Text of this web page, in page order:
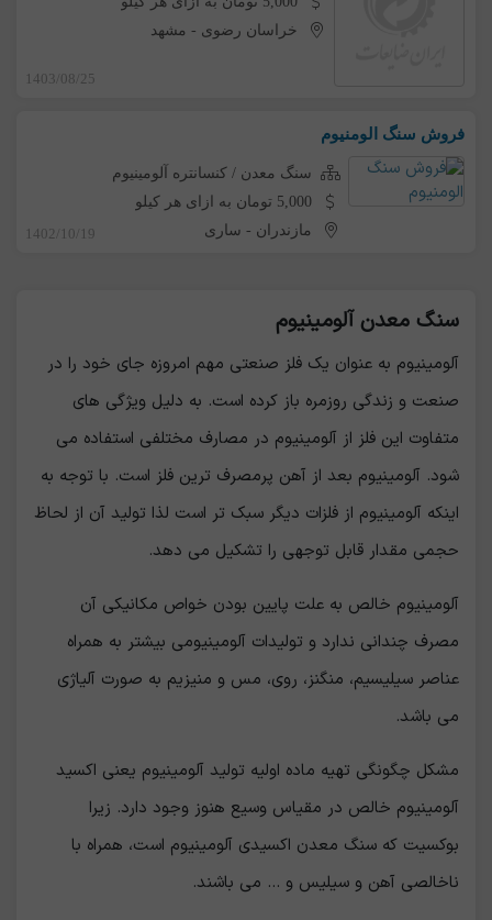
خراسان رضوی - مشهد
1403/08/25
فروش سنگ الومنیوم
سنگ معدن / کنسانتره آلومینیوم
5,000 تومان به ازای هر کیلو
مازندران - ساری 1402/10/19
سنگ معدن آلومینیوم
آلومینیوم به عنوان یک فلز صنعتی مهم امروزه جای خود را در
صنعت و زندگی روزمره باز کرده است. به دلیل ویژگی های
متفاوت این فلز از آلومینیوم در مصارف مختلفی استفاده می
شود. آلومینیوم بعد از آهن پرمصرف ترین فلز است. با توجه به
اینکه آلومینیوم از فلزات دیگر سبک تر است لذا تولید آن از لحاظ
حجمی مقدار قابل توجهی را تشکیل می دهد.
آلومینیوم خالص به علت پایین بودن خواص مکانیکی آن
مصرف چندانی ندارد و تولیدات آلومینیومی بیشتر به همراه
عناصر سیلیسیم، منگنز، روی، مس و منیزیم به صورت آلیاژی
می باشد.
مشکل چگونگی تهیه ماده اولیه تولید آلومینیوم یعنی اکسید
آلومینیوم خالص در مقیاس وسیع هنوز وجود دارد. زیرا
بوکسیت که سنگ معدن اکسیدی آلومینیوم است، همراه با
ناخالصی آهن و سیلیس و ... می باشند.